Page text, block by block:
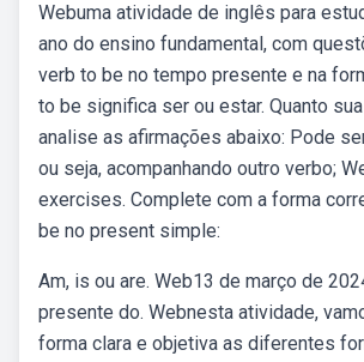
Webuma atividade de inglês para
ano do ensino fundamental, com
verb to be no tempo presente e na
to be significa ser ou estar. Quanto
analise as afirmações abaixo: Pode
ou seja, acompanhando outro verbo;
exercises. Complete com a forma
be no present simple:
Am, is ou are. Web13 de março de
presente do. Webnesta atividade,
forma clara e objetiva as diferentes